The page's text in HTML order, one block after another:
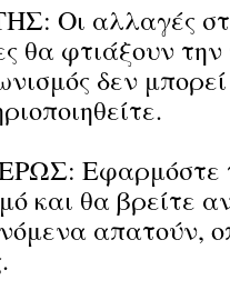
Οι αλλαγές
θα φτιάξουν
δεν
Εφαρμόστε
και θα βρείτε
απατούν,